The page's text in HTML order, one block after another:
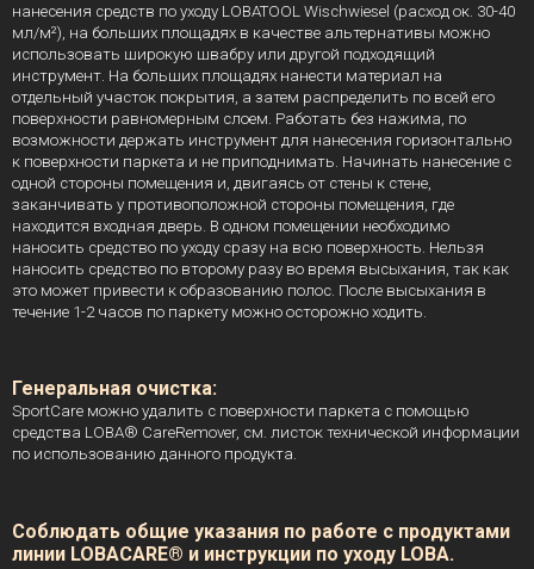
нанесения средств по уходу LOBATOOL Wischwiesel (расход ок. 30-40
мл/м²), на больших площадях в качестве альтернативы можно
использовать широкую швабру или другой подходящий
инструмент. На больших площадях нанести материал на
отдельный участок покрытия, а затем распределить по всей его
поверхности равномерным слоем. Работать без нажима, по
возможности держать инструмент для нанесения горизонтально
к поверхности паркета и не приподнимать. Начинать нанесение с
одной стороны помещения и, двигаясь от стены к стене,
заканчивать у противоположной стороны помещения, где
находится входная дверь. В одном помещении необходимо
наносить средство по уходу сразу на всю поверхность. Нельзя
наносить средство по второму разу во время высыхания, так как
это может привести к образованию полос. После высыхания в
течение 1-2 часов по паркету можно осторожно ходить.
Генеральная очистка:
SportCare можно удалить с поверхности паркета с помощью
средства LOBA® CareRemover, см. листок технической информации
по использованию данного продукта.
Соблюдать общие указания по работе с продуктами
линии LOBACARE® и инструкции по уходу LOBA.